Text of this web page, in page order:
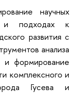
научных
и подходах к
развития с
анализа
и формирование
комплексного и
Гусева и